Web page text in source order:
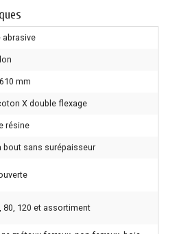
abrasive
mm
X double flexage
résine
bout sans surépaisseur
80, 120 et assortiment